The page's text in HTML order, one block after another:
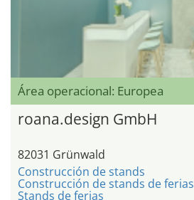
Área operacional: Europea
roana.design GmbH
82031 Grünwald
Construcción de stands
Construcción de stands de ferias
Stands de ferias